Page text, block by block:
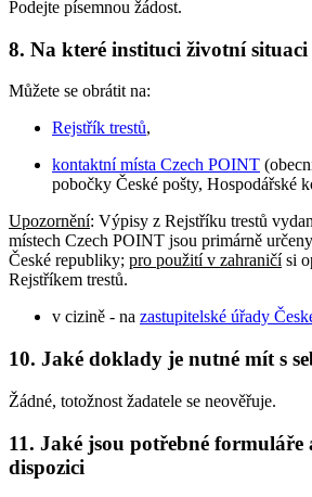
Podejte písemnou žádost.
8. Na které instituci životní situaci
Můžete se obrátit na:
Rejstřík trestů,
kontaktní místa Czech POINT
pobočky České pošty, Hospodářské
Upozornění: Výpisy z Rejstříku trestů
místech Czech POINT jsou primárně
České republiky; pro použití v zahraničí si
Rejstříkem trestů.
v cizině - na zastupitelské úřady
10. Jaké doklady je nutné mít s
Žádné, totožnost žadatele se neověřuje.
11. Jaké jsou potřebné formuláře
dispozici